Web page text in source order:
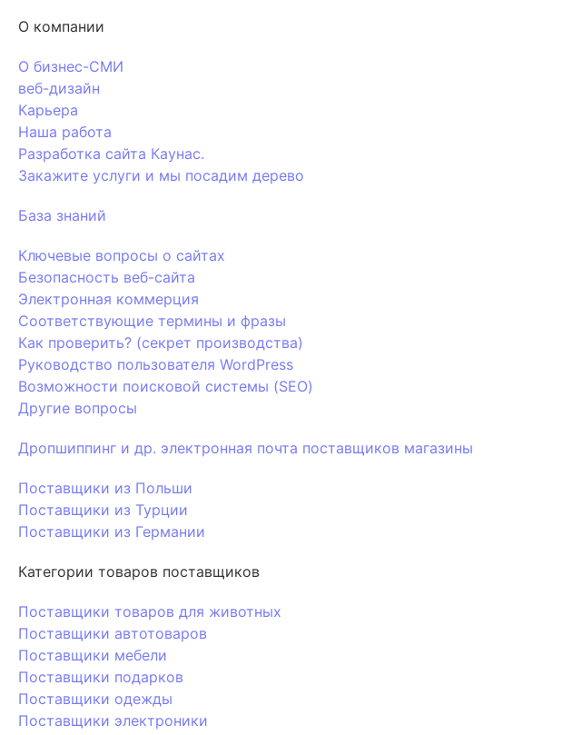
О компании
О бизнес-СМИ
веб-дизайн
Карьера
Наша работа
Разработка сайта Каунас.
Закажите услуги и мы посадим дерево
База знаний
Ключевые вопросы о сайтах
Безопасность веб-сайта
Электронная коммерция
Соответствующие термины и фразы
Как проверить? (секрет производства)
Руководство пользователя WordPress
Возможности поисковой системы (SEO)
Другие вопросы
Дропшиппинг и др. электронная почта поставщиков магазины
Поставщики из Польши
Поставщики из Турции
Поставщики из Германии
Категории товаров поставщиков
Поставщики товаров для животных
Поставщики автотоваров
Поставщики мебели
Поставщики подарков
Поставщики одежды
Поставщики электроники